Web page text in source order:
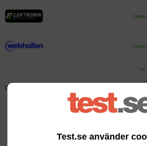
Test.se använder
I lager
I lager
Priser visas i samarbete med